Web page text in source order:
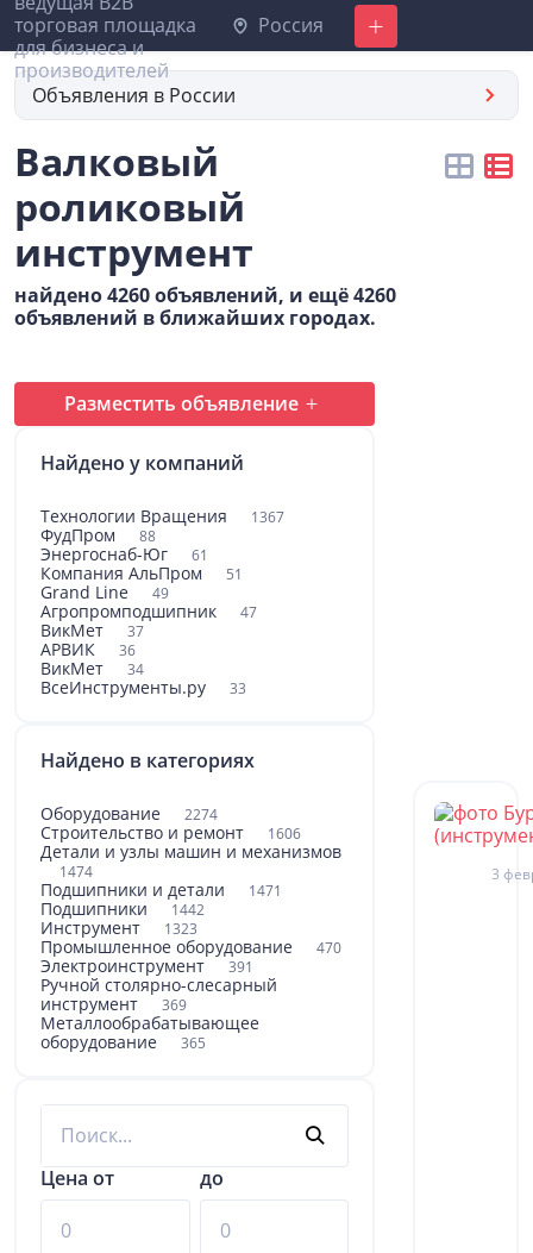
Россия Добавить
Объявления в России
Валковый
роликовый
инструмент
найдено 4260 объявлений, и ещё 4260
объявлений в ближайших городах.
Разместить объявление
Найдено у компаний
Технологии Вращения 1367
ФудПром 88
Энергоснаб-Юг 61
Компания АльПром 51
Grand Line 49
Агропромподшипник 47
ВикМет 37
АРВИК 36
ВикМет 34
ВсеИнструменты.ру 33
Найдено в категориях
Оборудование 2274
Строительство и ремонт 1606
Детали и узлы машин и механизмов
1474
Подшипники и детали 1471
Подшипники 1442
Инструмент 1323
Промышленное оборудование 470
Электроинструмент 391
Ручной столярно-слесарный
инструмент
369
Металлообрабатывающее
оборудование
365
Цена от до
3